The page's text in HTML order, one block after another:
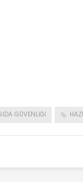
GÜVENLIĞI